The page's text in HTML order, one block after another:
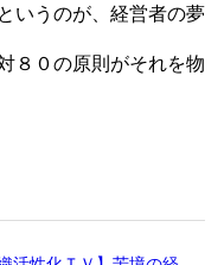
いうのが、経営者の夢
８０の原則がそれを物